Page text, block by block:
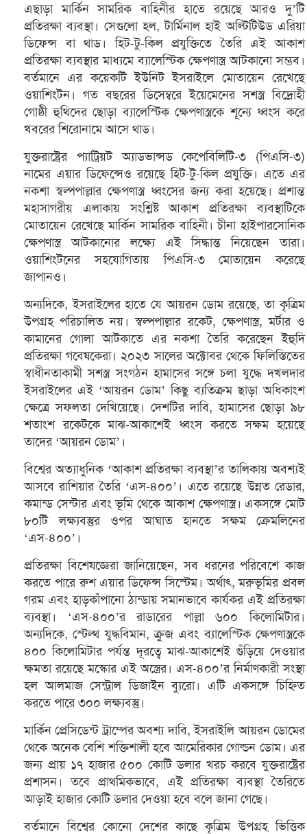
এছাড়া মার্কিন সামরিক বাহিনীর হাতে রয়েছে আরও দু’টি
প্রতিরক্ষা ব্যবস্থা। সেগুলো হল, টার্মিনাল হাই অল্টিটিউড এরিয়া
ডিফেন্স বা থাড। হিট-টু-কিল প্রযুক্তিতে তৈরি এই আকাশ
প্রতিরক্ষা ব্যবস্থার মাধ্যমে ব্যালেস্টিক ক্ষেপণাস্ত্র আটকানো সম্ভব।
বর্তমানে এর কয়েকটি ইউনিট ইসরাইলে মোতায়েন রেখেছে
ওয়াশিংটন। গত বছরের ডিসেম্বরে ইয়েমেনের সশস্ত্র বিদ্রোহী
গোষ্ঠী হুথিদের ছোড়া ব্যালেস্টিক ক্ষেপণাস্ত্রকে শূন্যে ধ্বংস করে
খবরের শিরোনামে আসে থাড।
যুক্তরাষ্ট্রের প্যাট্রিয়ট অ্যাডভান্সড কেপেবিলিটি-৩ (পিএসি-৩)
নামের এয়ার ডিফেন্সেও রয়েছে হিট-টু-কিল প্রযুক্তি। এতে এর
নকশা স্বল্পপাল্লার ক্ষেপণাস্ত্র ধ্বংসের জন্য করা হয়েছে। প্রশান্ত
মহাসাগরীয় এলাকায় সংশ্লিষ্ট আকাশ প্রতিরক্ষা ব্যবস্থাটিকে
মোতায়েন রেখেছে মার্কিন সামরিক বাহিনী। চীনা হাইপারসোনিক
ক্ষেপণাস্ত্র আটকানোর লক্ষ্যে এই সিদ্ধান্ত নিয়েছেন তারা।
ওয়াশিংটনের সহযোগিতায় পিএসি-৩ মোতায়েন করেছে
জাপানও।
অন্যদিকে, ইসরাইলের হাতে যে আয়রন ডোম রয়েছে, তা কৃত্রিম
উপগ্রহ পরিচালিত নয়। স্বল্পপাল্লার রকেট, ক্ষেপণাস্ত্র, মর্টার ও
কামানের গোলা আটকাতে এর নকশা তৈরি করেছেন ইহুদি
প্রতিরক্ষা গবেষকেরা। ২০২৩ সালের অক্টোবর থেকে ফিলিস্তিতের
স্বাধীনতাকামী সশস্ত্র সংগঠন হামাসের সঙ্গে চলা যুদ্ধে দখলদার
ইসরাইলের এই ‘আয়রন ডোম’ কিছু ব্যতিক্রম ছাড়া অধিকাংশ
ক্ষেত্রে সফলতা দেখিয়েছে। দেশটির দাবি, হামাসের ছোড়া ৯৮
শতাংশ রকেটকে মাঝ-আকাশেই ধ্বংস করতে সক্ষম হয়েছে
তাদের ‘আয়রন ডোম’।
বিশ্বের অত্যাধুনিক ‘আকাশ প্রতিরক্ষা ব্যবস্থা’র তালিকায় অবশ্যই
আসবে রাশিয়ার তৈরি ‘এস-৪০০’। এতে রয়েছে উন্নত রেডার,
কমান্ড সেন্টার এবং ভূমি থেকে আকাশ ক্ষেপণাস্ত্র। একসঙ্গে মোট
৮০টি লক্ষ্যবস্তুর ওপর আঘাত হানতে সক্ষম ক্রেমলিনের
‘এস-৪০০’।
প্রতিরক্ষা বিশেষজ্ঞেরা জানিয়েছেন, সব ধরনের পরিবেশে কাজ
করতে পারে রুশ এয়ার ডিফেন্স সিস্টেম। অর্থাৎ, মরুভূমির প্রবল
গরম এবং হাড়কাঁপানো ঠান্ডায় সমানভাবে কার্যকর এই প্রতিরক্ষা
ব্যবস্থা। ‘এস-৪০০’র রাডারের পাল্লা ৬০০ কিলোমিটার।
অন্যদিকে, স্টেল্থ যুদ্ধবিমান, ক্রুজ এবং ব্যালেস্টিক ক্ষেপণাস্ত্রকে
৪০০ কিলোমিটার পর্যন্ত দূরত্বে মাঝ-আকাশেই গুঁড়িয়ে দেওয়ার
ক্ষমতা রয়েছে মস্কোর এই অস্ত্রের। এস-৪০০’র নির্মাণকারী সংস্থা
হল আলমাজ সেন্ট্রাল ডিজাইন ব্যুরো। এটি একসঙ্গে চিহ্নিত
করতে পারে ৩০০ লক্ষ্যবস্তু।
মার্কিন প্রেসিডেন্ট ট্রাম্পের অবশ্য দাবি, ইসরাইলি আয়রন ডোমের
থেকে অনেক বেশি শক্তিশালী হবে আমেরিকার গোল্ডন ডোম। এর
জন্য প্রায় ১৭ হাজার ৫০০ কোটি ডলার খরচ করবে যুক্তরাষ্ট্রের
প্রশাসন। তবে প্রাথমিকভাবে, এই প্রতিরক্ষা ব্যবস্থা তৈরিতে
আড়াই হাজার কোটি ডলার দেওয়া হবে বলে জানা গেছে।
বর্তমানে বিশ্বের কোনো দেশের কাছে কৃত্রিম উপগ্রহ ভিত্তিক